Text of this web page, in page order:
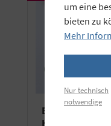
Einsteckachse
um eine
bieten zu
Mehr
Nur technisch
notwendige